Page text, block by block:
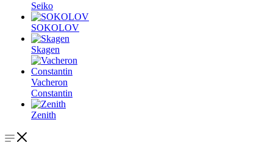
Seiko
SOKOLOV
Skagen
Vacheron
Constantin
Zenith